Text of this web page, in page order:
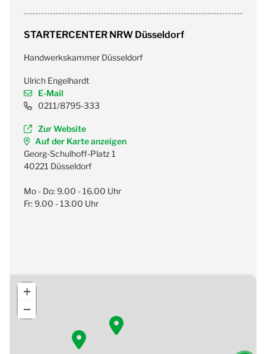
STARTERCENTER NRW Düsseldorf
Handwerkskammer Düsseldorf
Ulrich Engelhardt
E-Mail
0211/8795-333
Zur Website
Auf der Karte anzeigen
Georg-Schulhoff-Platz 1
40221 Düsseldorf
Mo - Do: 9.00 - 16.00 Uhr
Fr: 9.00 - 13.00 Uhr
+
−